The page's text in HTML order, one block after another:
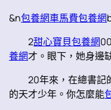
&n包養網車馬費包養網
2甜心寶貝包養網
養網才。眼下，她身邊
20年來，在總書記
的天才少年。你怎麼能